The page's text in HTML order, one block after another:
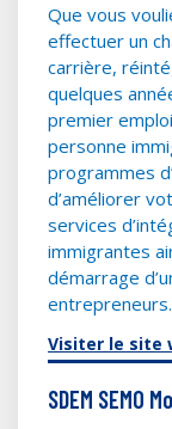
Que vous
effectuer un
carrière,
quelques
premier
personne
programmes
d’améliorer
services
immigrantes
démarrage
entrepreneurs.
Visiter le site
SDEM SEMO